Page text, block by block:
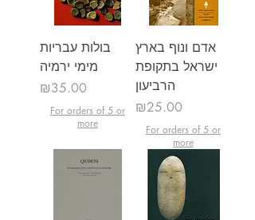
אדם ונוף בארץ
ישראל בתקופת
הרביעון
מחיר
₪25.00
For orders of 5 or
more
בולות עבריות
מימי ירמיה
מחיר
₪35.00
For orders of 5 or
more